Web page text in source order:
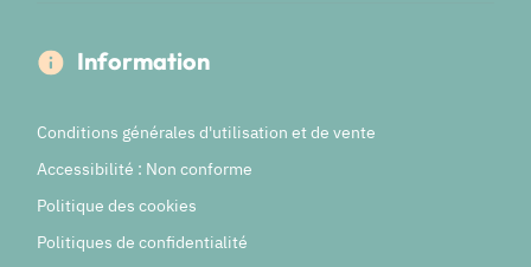
Information
Conditions générales d'utilisation et de vente
Accessibilité : Non conforme
Politique des cookies
Politiques de confidentialité